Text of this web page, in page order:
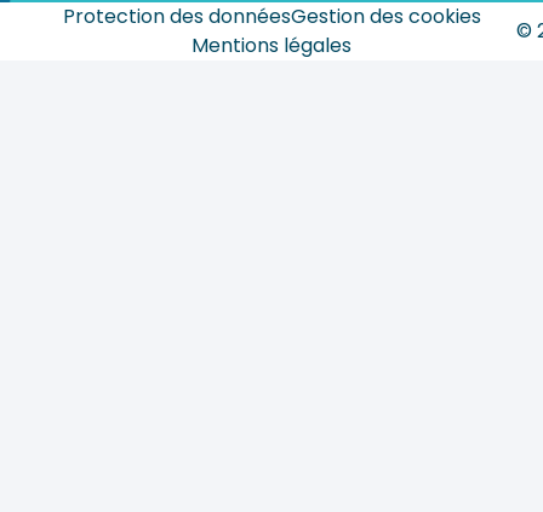
Protection des donnéesGestion des cookies
Mentions légales
©